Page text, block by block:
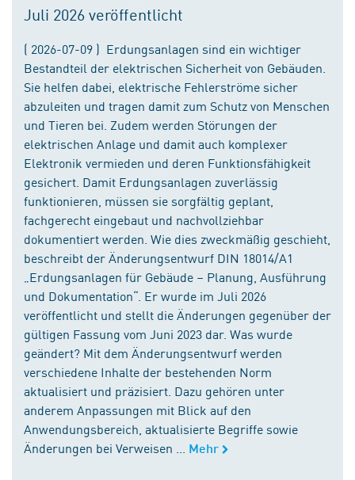
Juli 2026 veröffentlicht
( 2026-07-09 ) Erdungsanlagen sind ein wichtiger
Bestandteil der elektrischen Sicherheit von Gebäuden.
Sie helfen dabei, elektrische Fehlerströme sicher
abzuleiten und tragen damit zum Schutz von Menschen
und Tieren bei. Zudem werden Störungen der
elektrischen Anlage und damit auch komplexer
Elektronik vermieden und deren Funktionsfähigkeit
gesichert. Damit Erdungsanlagen zuverlässig
funktionieren, müssen sie sorgfältig geplant,
fachgerecht eingebaut und nachvollziehbar
dokumentiert werden. Wie dies zweckmäßig geschieht,
beschreibt der Änderungsentwurf DIN 18014/A1
„Erdungsanlagen für Gebäude – Planung, Ausführung
und Dokumentation“. Er wurde im Juli 2026
veröffentlicht und stellt die Änderungen gegenüber der
gültigen Fassung vom Juni 2023 dar. Was wurde
geändert? Mit dem Änderungsentwurf werden
verschiedene Inhalte der bestehenden Norm
aktualisiert und präzisiert. Dazu gehören unter
anderem Anpassungen mit Blick auf den
Anwendungsbereich, aktualisierte Begriffe sowie
Änderungen bei Verweisen ...
Mehr